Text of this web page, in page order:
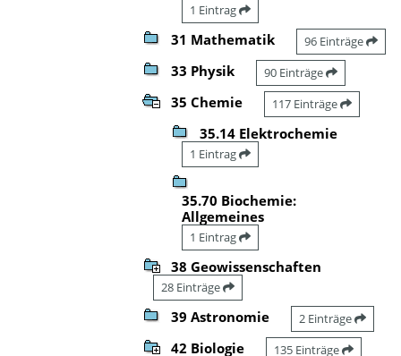
1 Eintrag
31 Mathematik 96 Einträge
33 Physik 90 Einträge
35 Chemie 117 Einträge
35.14 Elektrochemie
1 Eintrag
35.70 Biochemie:
Allgemeines
1 Eintrag
38 Geowissenschaften
28 Einträge
39 Astronomie 2 Einträge
42 Biologie 135 Einträge